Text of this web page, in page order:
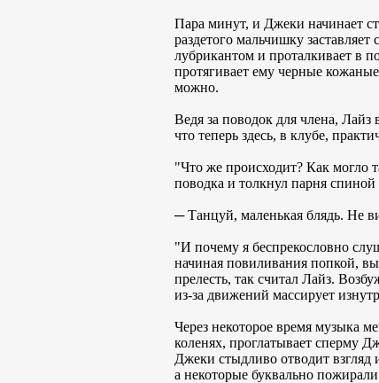
Пара минут, и Джеки начинает
раздетого мальчишку
лубрикантом и проталкивает в
протягивает ему черные
можно.
Ведя за поводок для члена,
что теперь здесь, в клубе,
"Что же происходит? Как могло
поводка и толкнул парня
─ Танцуй, маленькая блядь. Не
"И почему я беспрекословно
начиная повиливания попкой,
прелесть, так считал Лайз.
из-за движений массирует
Через некоторое время музыка
коленях, проглатывает сперму
Джеки стыдливо отводит
а некоторые буквально пожирали